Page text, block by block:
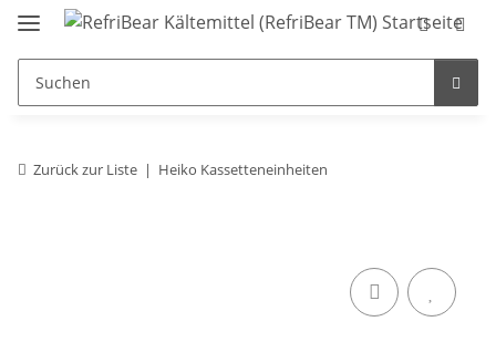
Zurück zur Liste Heiko Kassetteneinheiten